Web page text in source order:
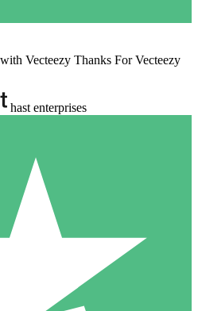
Vecteezy Thanks For Vecteezy
hast enterprises